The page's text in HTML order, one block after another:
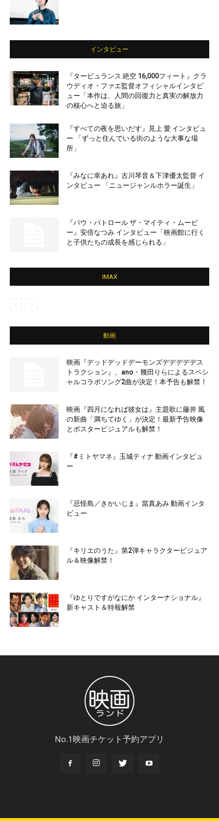
インタビュー
『タービュランス 絶空 16,000フィート』クラ
ウディオ・ファエ監督オフィシャルインタビ
ュー「本作は、人間の回復力と真実の解放力
の核心へと迫る旅」
『すべての夜を思いだす』見上 愛 インタビュ
ー 「ずっと住んでいる街のような大事な場
所」
『みなに幸あれ』古川琴音＆下津優太監督 イ
ンタビュー 「ニュージャンルホラー誕生」
『パウ・パトロール ザ・マイティ・ムービ
ー』安倍なつみ インタビュー「映画館に行く
と子供たちの成長を感じられる」
IMAX
動画
映画『デッドデッドデーモンズデデデデデス
トラクション』、ano・幾田りらによるスペシ
ャルコラボソング2曲が決定！本予告も解禁！
映画『四月になれば彼女は』主題歌に藤井 風
の新曲「満ちてゆく」が決定！最新予告映像
とポスタービジュアルも解禁！
『#ミトヤマネ』玉城ティナ 動画インタビュ
ー
『忌怪島／きかいじま』當真あみ 動画インタ
ビュー
『キリエのうた』第2弾キャラクタービジュア
ル＆映像解禁！
『ゆとりですがなにか インターナショナル』
新キャスト＆特報解禁
No.1映画チケット予約アプリ